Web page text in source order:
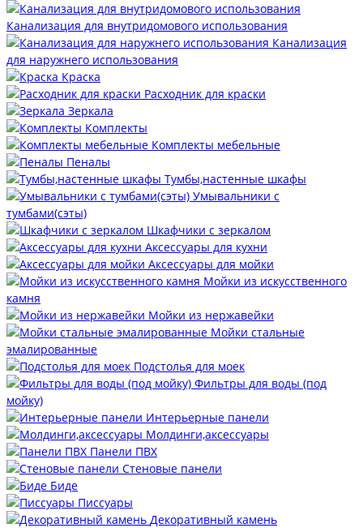
Канализация для внутридомового использования
Канализация
для наружнего использования
Краска
Расходник для краски
Зеркала
Комплекты
Комплекты мебельные
Пеналы
Тумбы,настенные шкафы
Умывальники с
тумбами(сэты)
Шкафчики с зеркалом
Аксессуары для кухни
Аксессуары для мойки
Мойки из искусственного
камня
Мойки из нержавейки
Мойки стальные
эмалированные
Подстолья для моек
Фильтры для воды (под
мойку)
Интерьерные панели
Молдинги,аксессуары
Панели ПВХ
Стеновые панели
Биде
Писсуары
Декоративный камень